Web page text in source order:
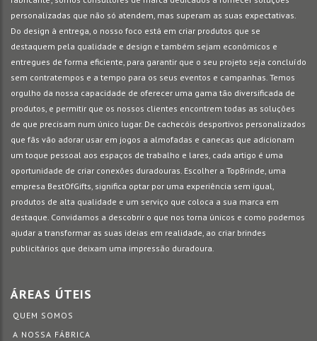
personalizadas que não só atendem, mas superam as suas expectativas.
Do design à entrega, o nosso foco está em criar produtos que se
destaquem pela qualidade e design e também sejam econômicos e
entregues de forma eficiente, para garantir que o seu projeto seja concluído
sem contratempos e a tempo para os seus eventos e campanhas. Temos
orgulho da nossa capacidade de oferecer uma gama tão diversificada de
produtos, e permitir que os nossos clientes encontrem todas as soluções
de que precisam num único lugar. De cachecóis desportivos personalizados
que fãs vão adorar usar em jogos a almofadas e canecas que adicionam
um toque pessoal aos espaços de trabalho e lares, cada artigo é uma
oportunidade de criar conexões duradouras. Escolher a TopBrinde, uma
empresa BestOfGifts, significa optar por uma experiência sem igual,
produtos de alta qualidade e um serviço que coloca a sua marca em
destaque. Convidamos a descobrir o que nos torna únicos e como podemos
ajudar a transformar as suas ideias em realidade, ao criar brindes
publicitários que deixam uma impressão duradoura.
ÁREAS ÚTEIS
QUEM SOMOS
A NOSSA FÁBRICA